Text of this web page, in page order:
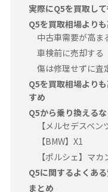
実際にQ5を買取し
Q5を買取相場より
中古車需要が高ま
車検前に売却する
傷は修理せずに査
Q5を買取相場より
すめ
Q5から乗り換える
【メルセデスベン
【BMW】X1
【ポルシェ】マカ
Q5に関するよくあ
まとめ